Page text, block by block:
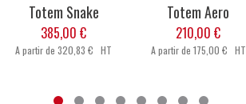
Totem Snake
385,00 €
A partir de 320,83 € HT
Totem Aero
210,00 €
A partir de 175,00 € HT